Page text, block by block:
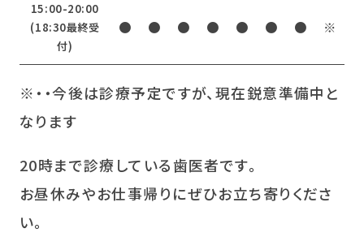
15:00-20:00
(18:30最終受
付)
● ● ● ● ● ● ● ※
※・・今後は診療予定ですが、現在鋭意準備中と
なります
20時まで診療している歯医者です。
お昼休みやお仕事帰りにぜひお立ち寄りくださ
い。